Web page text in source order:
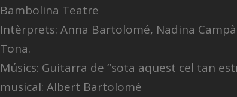
Bambolina Teatre
Intèrprets: Anna Bartolomé, Nadina
Tona.
Músics: Guitarra de “sota aquest cel tan
musical: Albert Bartolomé